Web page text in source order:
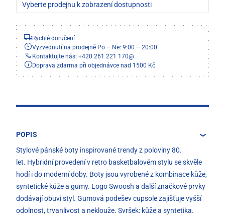
Vyberte prodejnu k zobrazení dostupnosti
Rychlé doručení
Vyzvednutí na prodejně Po – Ne: 9:00 – 20:00
Kontaktujte nás: +420 261 221 170@
Doprava zdarma při objednávce nad 1500 Kč
POPIS
Stylové pánské boty inspirované trendy z poloviny 80.
let. Hybridní provedení v retro basketbalovém stylu se skvěle
hodí i do moderní doby. Boty jsou vyrobené z kombinace kůže,
syntetické kůže a gumy. Logo Swoosh a další značkové prvky
dodávají obuvi styl. Gumová podešev cupsole zajišťuje vyšší
odolnost, trvanlivost a neklouže. Svršek: kůže a syntetika.